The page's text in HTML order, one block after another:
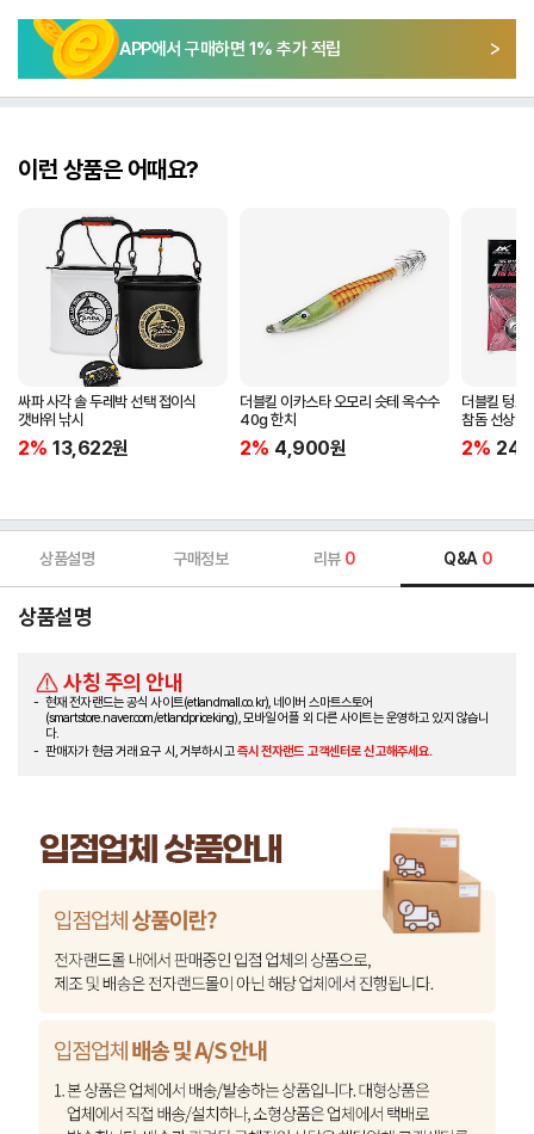
APP에서 구매하면 1% 추가 적립
이런 상품은 어때요?
싸파 사각 솔 두레박 선택 접이식
갯바위 낚시
2% 13,622원
더블킬 이카스타 오모리 슷테 옥수수
40g 한치
2% 4,900원
더블킬 텅스
참돔 선상낚
2%
상품설명 구매정보 리뷰 0 Q&A 0
상품설명
사칭 주의 안내
현재 전자랜드는 공식 사이트(etlandmall.co.kr), 네이버 스마트스토어
(smartstore.naver.com/etlandpriceking), 모바일 어플 외 다른 사이트는 운영하고 있지 않습니
다.
판매자가 현금 거래 요구 시, 거부하시고즉시 전자랜드 고객센터로 신고해주세요.